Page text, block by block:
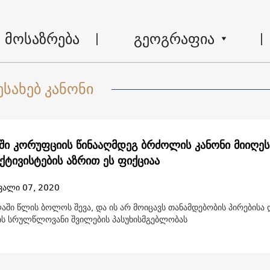
მოსაზრება გეოგრაფია
კანონი
კორუფციის წინააღმდეგ ბრძოლის კანონი
აზრით ეს ფიქციაა
07, 2020
წლის ბოლოს შევა, და ის არ მოიცავს თანამდებობის პირებისა
სრულწლოვანი შვილების პასუხისმგებლობას